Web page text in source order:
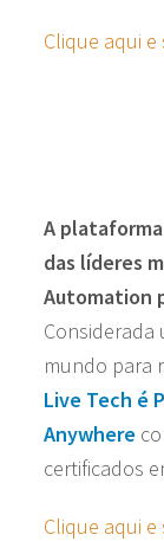
Clique aqui e
A
das líderes
Automation
Considerada
mundo para
Live Tech é
Anywhere
certificados
Clique aqui e